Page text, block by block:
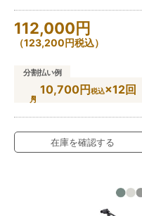
112,000円
（123,200円税込）
分割払い例
10,700円税込×12回
在庫を確認する